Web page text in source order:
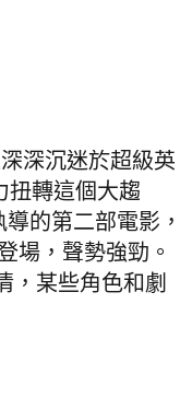
深沉迷於超級英
扭轉這個大趨
的第二部電影，
場，聲勢強勁。
，某些角色和劇